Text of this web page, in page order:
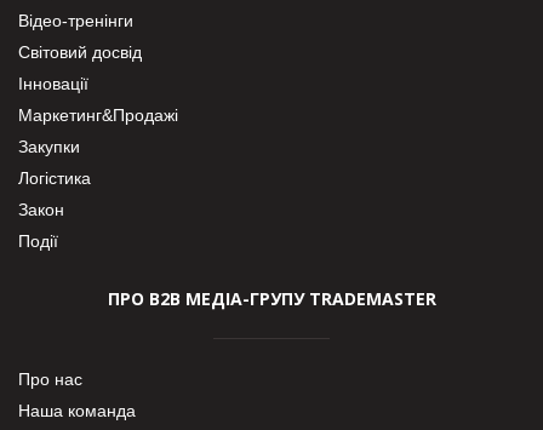
Відео-тренінги
Світовий досвід
Інновації
Маркетинг&Продажі
Закупки
Логістика
Закон
Події
ПРО В2В МЕДІА-ГРУПУ TRADEMASTER
Про нас
Наша команда